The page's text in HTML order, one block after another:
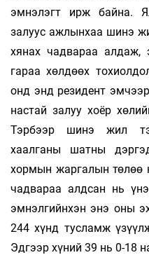
эмнэлэгт ирж байна.
залуус ажлынхаа шинэ
хянах чадвараа алдаж,
гараа хөлдөөх
онд энд резидент
настай залуу хоёр
Тэрбээр шинэ жил
хаалганы шатны
хормын жаргалын төлөө
чадвараа алдсан нь
эмнэлгийнхэн энэ оны
244 хүнд тусламж
Эдгээр хүний 39 нь 0-18